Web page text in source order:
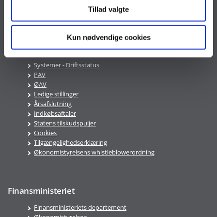
Tillad valgte
Kun nødvendige cookies
Genveje
Systemer - Driftsstatus
PAV
ØAV
Ledige stillinger
Årsafslutning
Indkøbsaftaler
Statens tilskudspuljer
Cookies
Tilgængelighedserklæring
Økonomistyrelsens whistleblowerordning
Finansministeriet
Finansministeriets departement